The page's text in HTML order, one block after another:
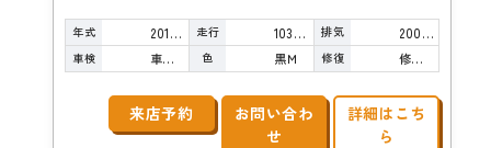
年式 2015年 走行 103,000km 排気 2000cc
車検 車検整備付 色 黒Ｍ 修復 修復歴無し
来店予約
お問い合わ
せ
詳細はこち
ら